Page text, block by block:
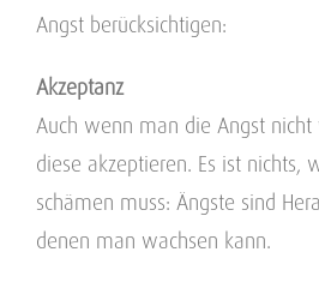
Angst berücksichtigen:
Akzeptanz
Auch wenn man die Angst
diese akzeptieren. Es ist nichts,
schämen muss: Ängste sind
denen man wachsen kann.